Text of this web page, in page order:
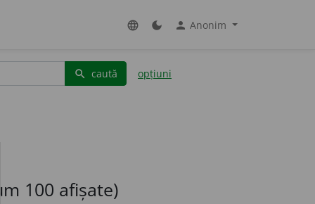
language dark_mode person Anonim
search caută opțiuni
100 afișate)